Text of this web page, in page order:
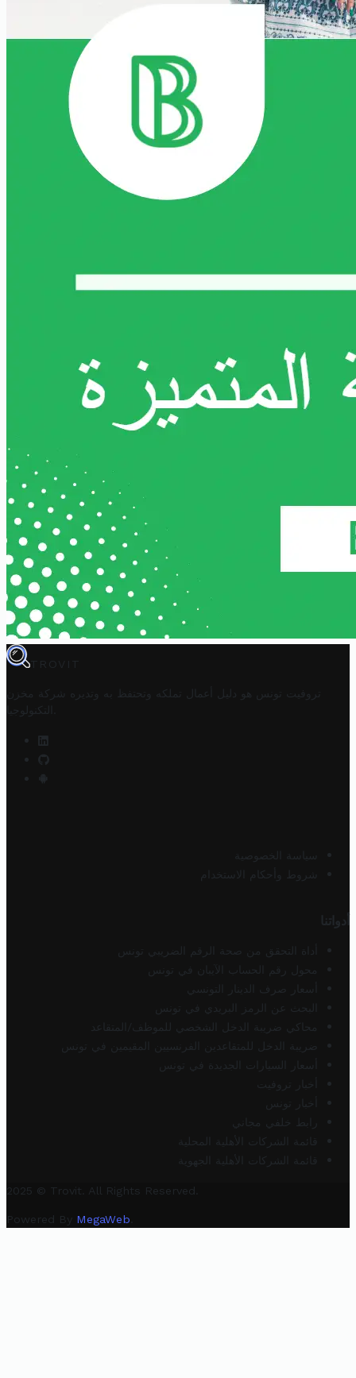
TROVIT
تروفيت تونس هو دليل أعمال تملكه وتحتفظ به وتديره
شركة مخزن
التكنولوجيا
سياسة الخصوصية
شروط وأحكام الاستخدام
أدواتنا
أداة التحقق من صحة الرقم الضريبي تونس
محول رقم الحساب الآيبان في تونس
أسعار صرف الدينار التونسي
البحث عن الرمز البريدي في تونس
محاكي ضريبة الدخل الشخصي للموظف/المتقاعد
ضريبة الدخل للمتقاعدين الفرنسيين المقيمين في تونس
أسعار السيارات الجديدة في تونس
أخبار تروفيت
أخبار تونس
رابط خلفي مجاني
قائمة الشركات الأهلية المحلية
قائمة الشركات الأهلية الجهوية
2025 © Trovit. All Rights Reserved.
Powered By MegaWeb